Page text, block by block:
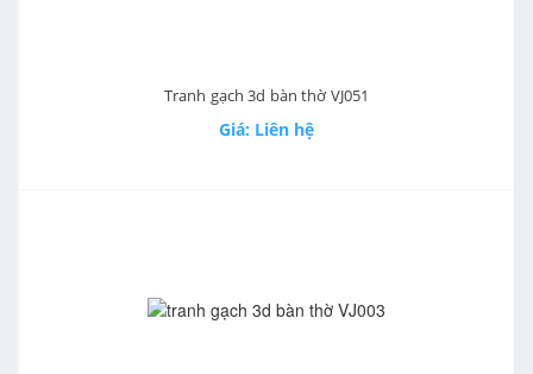
Tranh gạch 3d bàn thờ VJ051
Giá: Liên hệ